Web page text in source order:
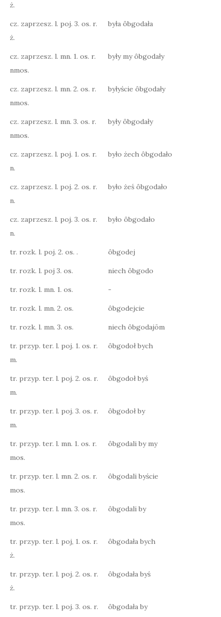
ż.
cz. zaprzesz. l. poj. 3. os. r.
ż.
była ôbgodała
cz. zaprzesz. l. mn. 1. os. r.
nmos.
były my ôbgodały
cz. zaprzesz. l. mn. 2. os. r.
nmos.
byłyście ôbgodały
cz. zaprzesz. l. mn. 3. os. r.
nmos.
były ôbgodały
cz. zaprzesz. l. poj. 1. os. r.
n.
było żech ôbgodało
cz. zaprzesz. l. poj. 2. os. r.
n.
było żeś ôbgodało
cz. zaprzesz. l. poj. 3. os. r.
n.
było ôbgodało
tr. rozk. l. poj. 2. os. . ôbgodej
tr. rozk. l. poj 3. os. niech ôbgodo
tr. rozk. l. mn. 1. os. -
tr. rozk. l. mn. 2. os. ôbgodejcie
tr. rozk. l. mn. 3. os. niech ôbgodajōm
tr. przyp. ter. l. poj. 1. os. r.
m.
ôbgodoł bych
tr. przyp. ter. l. poj. 2. os. r.
m.
ôbgodoł byś
tr. przyp. ter. l. poj. 3. os. r.
m.
ôbgodoł by
tr. przyp. ter. l. mn. 1. os. r.
mos.
ôbgodali by my
tr. przyp. ter. l. mn. 2. os. r.
mos.
ôbgodali byście
tr. przyp. ter. l. mn. 3. os. r.
mos.
ôbgodali by
tr. przyp. ter. l. poj, 1. os. r.
ż.
ôbgodała bych
tr. przyp. ter. l. poj. 2. os. r.
ż.
ôbgodała byś
tr. przyp. ter. l. poj. 3. os. r.
ôbgodała by